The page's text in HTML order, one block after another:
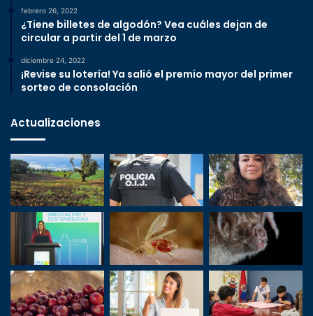
febrero 26, 2022
¿Tiene billetes de algodón? Vea cuáles dejan de
circular a partir del 1 de marzo
diciembre 24, 2022
¡Revise su lotería! Ya salió el premio mayor del primer
sorteo de consolación
Actualizaciones